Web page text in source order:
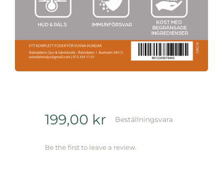
199,00 kr Beställningsvara
Be the first to leave a review.